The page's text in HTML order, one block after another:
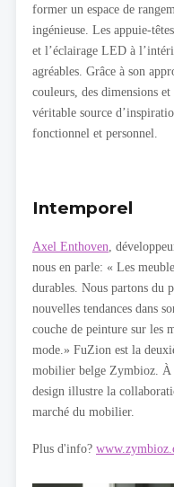
former un espace de
ingénieuse. Les appuie-
et l’éclairage LED à
agréables. Grâce à son
couleurs, des dimensions
véritable source
fonctionnel et personnel.
Intemporel
Axel Enthoven ,
nous en parle: « Les
durables. Nous partons du
nouvelles tendances dans
couche de peinture sur les
mode.» FuZion est la
mobilier belge Zymbioz. À
design illustre la
marché du mobilier.
Plus d'info?